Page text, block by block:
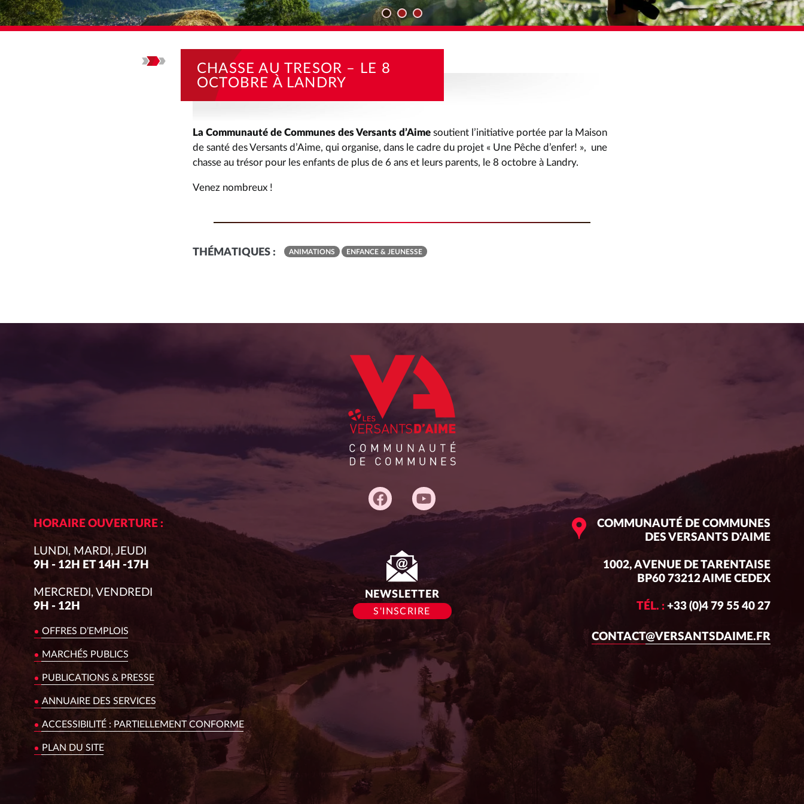
CHASSE AU TRESOR – LE 8
OCTOBRE À LANDRY
La Communauté de Communes des Versants d’Aime soutient l’initiative portée par la Maison
de santé des Versants d’Aime, qui organise, dans le cadre du projet « Une Pêche d’enfer! », une
chasse au trésor pour les enfants de plus de 6 ans et leurs parents, le 8 octobre à Landry.
Venez nombreux !
THÉMATIQUES : ANIMATIONS ENFANCE & JEUNESSE
HORAIRE OUVERTURE :
LUNDI, MARDI, JEUDI
9H - 12H ET 14H -17H
MERCREDI, VENDREDI
9H - 12H
OFFRES D’EMPLOIS
MARCHÉS PUBLICS
PUBLICATIONS & PRESSE
ANNUAIRE DES SERVICES
ACCESSIBILITÉ : PARTIELLEMENT CONFORME
PLAN DU SITE
NEWSLETTER
S'INSCRIRE
siège :
COMMUNAUTÉ DE COMMUNES
DES VERSANTS D'AIME
1002, AVENUE DE TARENTAISE
BP60 73212 AIME CEDEX
TÉL. : +33 (0)4 79 55 40 27
CONTACT@VERSANTSDAIME.FR